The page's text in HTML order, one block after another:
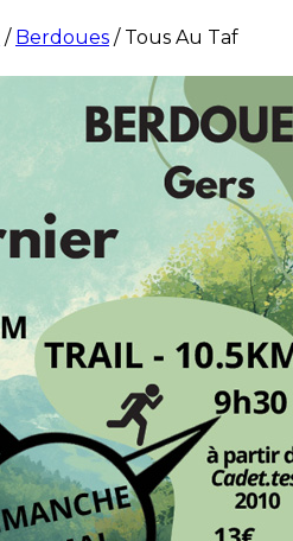
/ Berdoues / Tous Au Taf